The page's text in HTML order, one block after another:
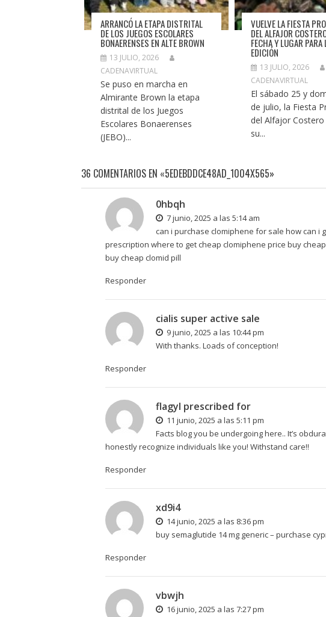
ARRANCÓ LA ETAPA DISTRITAL
DE LOS JUEGOS ESCOLARES
BONAERENSES EN ALTE BROWN
13 JULIO, 2026
CADENAVIRTUAL
Se puso en marcha en
Almirante Brown la etapa
distrital de los Juegos
Escolares Bonaerenses
(JEBO)...
VUELVE LA FIESTA
DEL ALFAJOR
FECHA Y LUGAR
EDICIÓN
13 JULIO, 2026
CADENAVIRTUAL
El sábado 25 y
de julio, la Fiesta
del Alfajor Costero
su...
36 COMENTARIOS EN «5EDEBDDCE48AD_1004X565»
0hbqh
7 junio, 2025 a las 5:14 am
can i purchase clomiphene for sale how can i
prescription where to get cheap clomiphene price buy
buy cheap clomid pill
Responder
cialis super active sale
9 junio, 2025 a las 10:44 pm
With thanks. Loads of conception!
Responder
flagyl prescribed for
11 junio, 2025 a las 5:11 pm
Facts blog you be undergoing here.. It’s
honestly recognize individuals like you! Withstand care!!
Responder
xd9i4
14 junio, 2025 a las 8:36 pm
buy semaglutide 14 mg generic – purchase
Responder
vbwjh
16 junio, 2025 a las 7:27 pm